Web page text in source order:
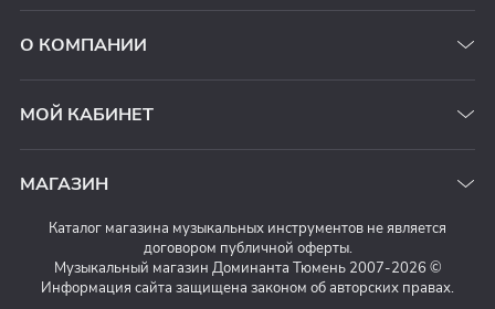
О КОМПАНИИ
МОЙ КАБИНЕТ
МАГАЗИН
Каталог магазина музыкальных инструментов не является
договором публичной оферты.
Музыкальный магазин Доминанта Тюмень 2007-2026 ©
Информация сайта защищена законом об авторских правах.